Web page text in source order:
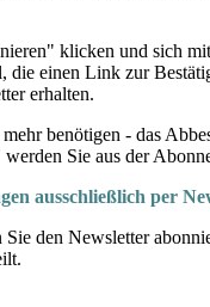
klicken und sich
die einen Link zur
erhalten.
benötigen - das
Sie aus der
ausschließlich per
den Newsletter